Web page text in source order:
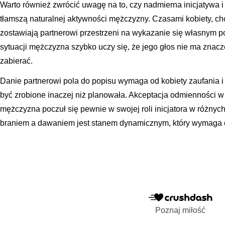
Warto również zwrócić uwagę na to, czy nadmierna inicjatywa
tłamszą naturalnej aktywności mężczyzny. Czasami kobiety,
zostawiają partnerowi przestrzeni na wykazanie się własnym
sytuacji mężczyzna szybko uczy się, że jego głos nie ma
zabierać.
Danie partnerowi pola do popisu wymaga od kobiety zaufania
być zrobione inaczej niż planowała. Akceptacja odmienności
mężczyzna poczuł się pewnie w swojej roli inicjatora w
braniem a dawaniem jest stanem dynamicznym, który wymaga
Poznaj miłość